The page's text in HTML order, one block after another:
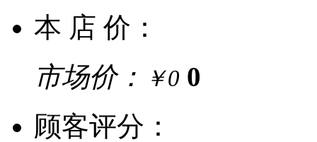
本 店 价：
市场价：
￥0 0
顾客评分：